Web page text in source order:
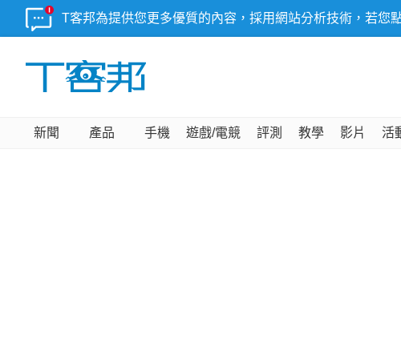
T客邦為提供您更多優質的內容，採用網站分析技術，若您
新聞 產品 手機 遊戲/電競 評測 教學 影片 活